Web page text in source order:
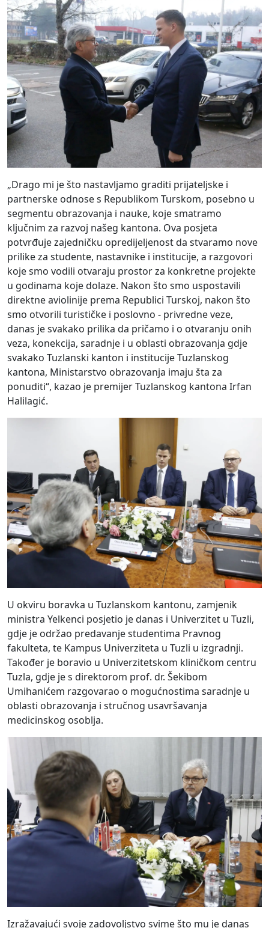
„Drago mi je što nastavljamo graditi prijateljske i
partnerske odnose s Republikom Turskom, posebno u
segmentu obrazovanja i nauke, koje smatramo
ključnim za razvoj našeg kantona. Ova posjeta
potvrđuje zajedničku opredijeljenost da stvaramo nove
prilike za studente, nastavnike i institucije, a razgovori
koje smo vodili otvaraju prostor za konkretne projekte
u godinama koje dolaze. Nakon što smo uspostavili
direktne aviolinije prema Republici Turskoj, nakon što
smo otvorili turističke i poslovno - privredne veze,
danas je svakako prilika da pričamo i o otvaranju onih
veza, konekcija, saradnje i u oblasti obrazovanja gdje
svakako Tuzlanski kanton i institucije Tuzlanskog
kantona, Ministarstvo obrazovanja imaju šta za
ponuditi“, kazao je premijer Tuzlanskog kantona Irfan
Halilagić.
U okviru boravka u Tuzlanskom kantonu, zamjenik
ministra Yelkenci posjetio je danas i Univerzitet u Tuzli,
gdje je održao predavanje studentima Pravnog
fakulteta, te Kampus Univerziteta u Tuzli u izgradnji.
Također je boravio u Univerzitetskom kliničkom centru
Tuzla, gdje je s direktorom prof. dr. Šekibom
Umihanićem razgovarao o mogućnostima saradnje u
oblasti obrazovanja i stručnog usavršavanja
medicinskog osoblja.
Izražavajući svoje zadovoljstvo svime što mu je danas